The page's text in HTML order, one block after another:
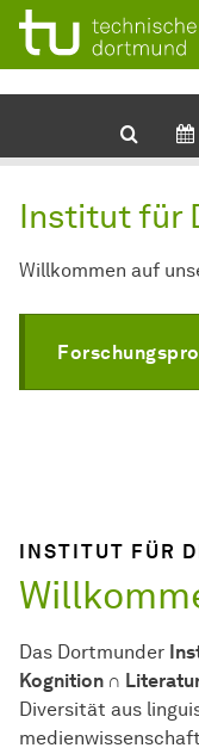
Zur Navigation
Zum Schnellzugriff
Zum Fuß der Seite mit
Zum Inhalt
Zur Startseite
Institut für
Willkommen auf
INSTITUT FÜR
Das Dortmunder
Kognition ∩
Diversität aus